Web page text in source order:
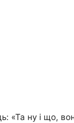
«Та ну і що,